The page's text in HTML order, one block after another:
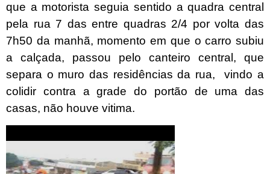
que a motorista seguia sentido a quadra central
pela rua 7 das entre quadras 2/4 por volta das
7h50 da manhã, momento em que o carro subiu
a calçada, passou pelo canteiro central, que
separa o muro das residências da rua, vindo a
colidir contra a grade do portão de uma das
casas, não houve vitima.